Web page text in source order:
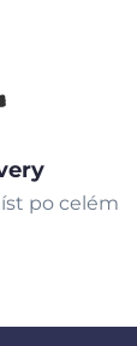
po celém